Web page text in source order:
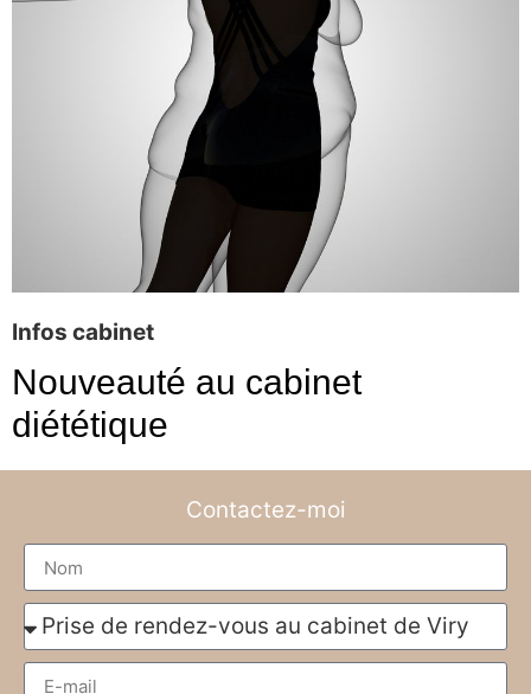
Infos cabinet
Nouveauté au cabinet
diététique
Contactez-moi